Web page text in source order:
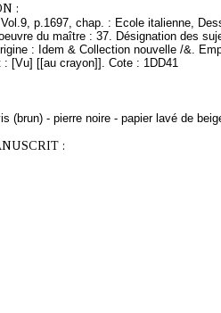
:
p.1697, chap. : Ecole italienne,
du maître : 37. Désignation des
: Idem & Collection nouvelle /&.
: [Vu] [[au crayon]]. Cote : 1DD41
(brun) - pierre noire - papier lavé de
: